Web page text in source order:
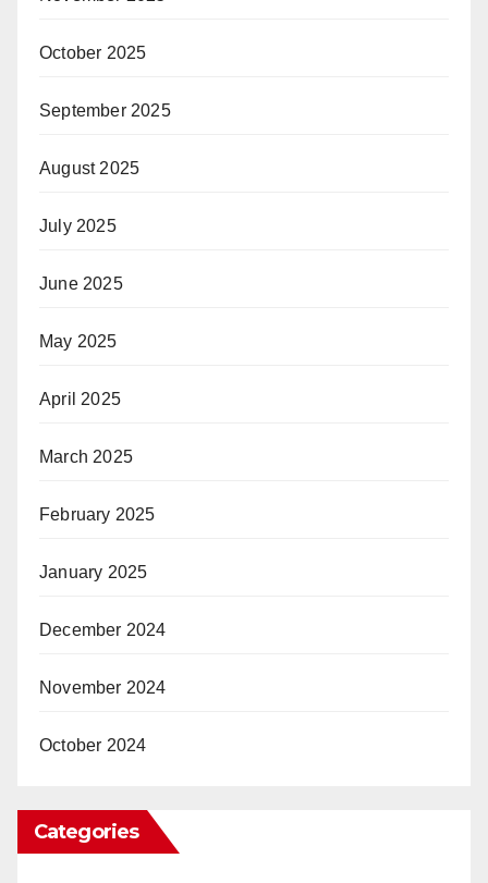
October 2025
September 2025
August 2025
July 2025
June 2025
May 2025
April 2025
March 2025
February 2025
January 2025
December 2024
November 2024
October 2024
Categories